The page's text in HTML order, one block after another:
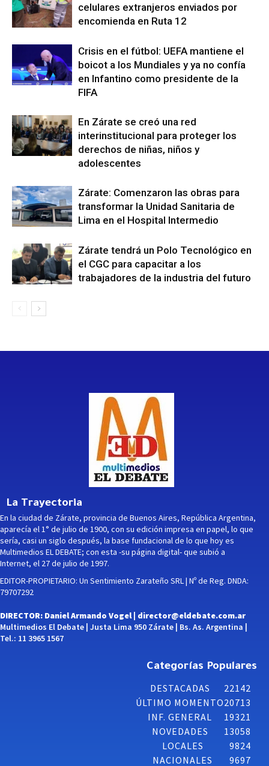
celulares extranjeros enviados por
encomienda en Ruta 12
Crisis en el fútbol: UEFA mantiene el
boicot a los Mundiales y ya no confía
en Infantino como presidente de la
FIFA
En Zárate se creó una red
interinstitucional para proteger los
derechos de niñas, niños y
adolescentes
Zárate: Comenzaron las obras para
transformar la Unidad Sanitaria de
Lima en el Hospital Intermedio
Zárate tendrá un Polo Tecnológico en
el CGC para capacitar a los
trabajadores de la industria del futuro
La Trayectoria
En la ciudad de Zárate, provincia de Buenos Aires, República Argentina,
aparecía el 1° de julio de 1900, con su edición impresa en papel, lo que
sería, casi un siglo después, la base fundacional de lo que hoy es
Multimedios EL DEBATE; con esta -su página digital- que subió a
Internet, el 27 de julio de 1997.
EDITOR-PROPIETARIO: Un Sentimiento Zarateño SRL | Nº de Reg. DNDA:
79707292
DIRECTOR: Daniel Armando Vogel | director@eldebate.com.ar
Multimedios El Debate | Justa Lima 950 Zárate | Bs. As. Argentina |
Tel.: 11 3965 1567
Categorías Populares
DESTACADAS
22142
ÚLTIMO MOMENTO20713
INF. GENERAL
19321
NOVEDADES
13058
LOCALES
9824
NACIONALES
9697